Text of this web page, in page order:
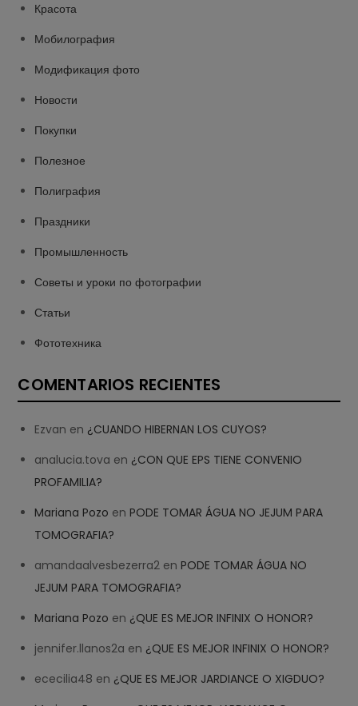
Красота
Мобилография
Модификация фото
Новости
Покупки
Полезное
Полиграфия
Праздники
Промышленность
Советы и уроки по фотографии
Статьи
Фототехника
COMENTARIOS RECIENTES
Ezvan en ¿CUANDO HIBERNAN LOS CUYOS?
analucia.tova en ¿CON QUE EPS TIENE CONVENIO
PROFAMILIA?
Mariana Pozo enPODE TOMAR ÁGUA NO JEJUM PARA
TOMOGRAFIA?
amandaalvesbezerra2 enPODE TOMAR ÁGUA NO
JEJUM PARA TOMOGRAFIA?
Mariana Pozo en ¿QUE ES MEJOR INFINIX O HONOR?
jennifer.llanos2a en ¿QUE ES MEJOR INFINIX O HONOR?
ececilia48 en ¿QUE ES MEJOR JARDIANCE O XIGDUO?